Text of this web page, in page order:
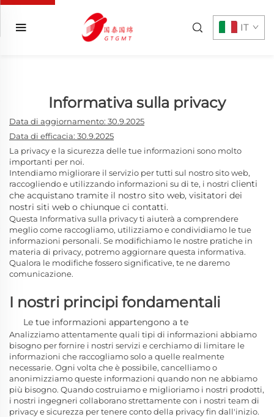
IT
Informativa sulla privacy
Data di aggiornamento: 30.9.2025
Data di efficacia: 30.9.2025
La privacy e la sicurezza delle tue informazioni sono molto
importanti per noi.
Intendiamo migliorare il servizio per tutti sul nostro sito web,
raccogliendo e utilizzando informazioni su di te, i nostri clienti
che acquistano tramite il nostro sito web, visitatori dei
nostri siti web o chiunque ci contatti.
Questa Informativa sulla privacy ti aiuterà a comprendere
meglio come raccogliamo, utilizziamo e condividiamo le tue
informazioni personali. Se modifichiamo le nostre pratiche in
materia di privacy, potremo aggiornare questa informativa.
Qualora le modifiche fossero significative, te ne daremo
comunicazione.
I nostri principi fondamentali
Le tue informazioni appartengono a te
Analizziamo attentamente quali tipi di informazioni abbiamo
bisogno per fornire i nostri servizi e cerchiamo di limitare le
informazioni che raccogliamo solo a quelle realmente
necessarie. Ogni volta che è possibile, cancelliamo o
anonimizziamo queste informazioni quando non ne abbiamo
più bisogno. Quando costruiamo e miglioriamo i nostri prodotti,
i nostri ingegneri collaborano strettamente con i nostri team di
privacy e sicurezza per tenere conto della privacy fin dall'inizio.